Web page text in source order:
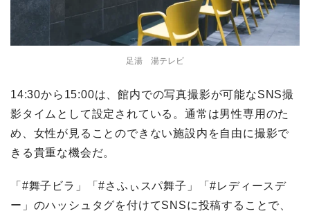
足湯 湯テレビ
14:30から15:00は、館内での写真撮影が可能なSNS撮
影タイムとして設定されている。通常は男性専用のた
め、女性が見ることのできない施設内を自由に撮影で
きる貴重な機会だ。
「#舞子ビラ」「#さふぃスパ舞子」「#レディースデ
ー」のハッシュタグを付けてSNSに投稿することで、